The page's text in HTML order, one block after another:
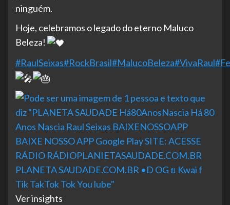
ninguém.
Hoje, celebramos o legado do eterno Maluco
Beleza!
#RaulSeixas#RockBrasil#MalucoBeleza#VivaRaul
Ver insights